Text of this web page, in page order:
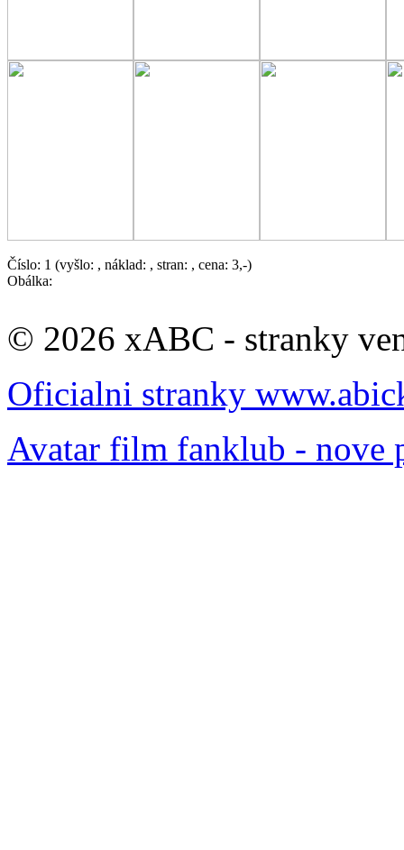
Číslo: 1 (vyšlo: , náklad: , stran: , cena: 3,-)
Obálka:
© 2026 xABC - stranky
Oficialni stranky
Avatar film fanklub - nove